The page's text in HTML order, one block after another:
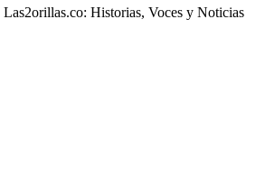
Historias, Voces y Noticias